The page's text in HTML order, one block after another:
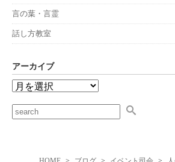
言の葉・言霊
話し方教室
アーカイブ